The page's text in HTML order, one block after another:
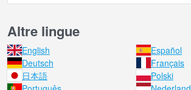
Altre lingue
English
Español
Deutsch
Français
日本語
Polski